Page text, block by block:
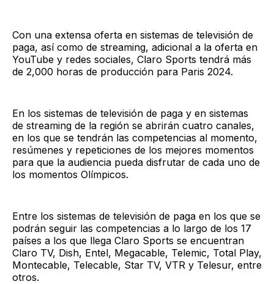
Con una extensa oferta en sistemas de televisión de
paga, así como de streaming, adicional a la oferta en
YouTube y redes sociales, Claro Sports tendrá más
de 2,000 horas de producción para Paris 2024.
En los sistemas de televisión de paga y en sistemas
de streaming de la región se abrirán cuatro canales,
en los que se tendrán las competencias al momento,
resúmenes y repeticiones de los mejores momentos
para que la audiencia pueda disfrutar de cada uno de
los momentos Olímpicos.
Entre los sistemas de televisión de paga en los que se
podrán seguir las competencias a lo largo de los 17
países a los que llega Claro Sports se encuentran
Claro TV, Dish, Entel, Megacable, Telemic, Total Play,
Montecable, Telecable, Star TV, VTR y Telesur, entre
otros.